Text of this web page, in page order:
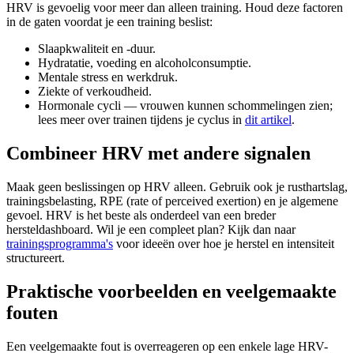
HRV is gevoelig voor meer dan alleen training. Houd deze factoren
in de gaten voordat je een training beslist:
Slaapkwaliteit en -duur.
Hydratatie, voeding en alcoholconsumptie.
Mentale stress en werkdruk.
Ziekte of verkoudheid.
Hormonale cycli — vrouwen kunnen schommelingen zien;
lees meer over trainen tijdens je cyclus in dit artikel.
Combineer HRV met andere signalen
Maak geen beslissingen op HRV alleen. Gebruik ook je rusthartslag,
trainingsbelasting, RPE (rate of perceived exertion) en je algemene
gevoel. HRV is het beste als onderdeel van een breder
hersteldashboard. Wil je een compleet plan? Kijk dan naar
trainingsprogramma's voor ideeën over hoe je herstel en intensiteit
structureert.
Praktische voorbeelden en veelgemaakte
fouten
Een veelgemaakte fout is overreageren op een enkele lage HRV-